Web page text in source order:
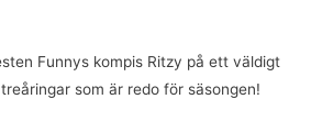
Funnys kompis Ritzy på ett väldigt
som är redo för säsongen!